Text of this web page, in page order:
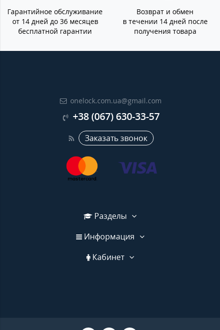
Гарантийное обслуживание
от 14 дней до 36 месяцев
бесплатной гарантии
Возврат и обмен
в течении 14 дней после
получения товара
onelock.com.ua@gmail.com
+38 (067) 630-33-57
Заказать звонок
Разделы
Информация
Кабинет